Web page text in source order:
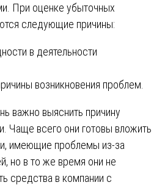
При оценке убыточных
следующие причины:
в деятельности
возникновения проблем.
важно выяснить причину
Чаще всего они готовы вложить
имеющие проблемы из-за
но в то же время они не
средства в компании с